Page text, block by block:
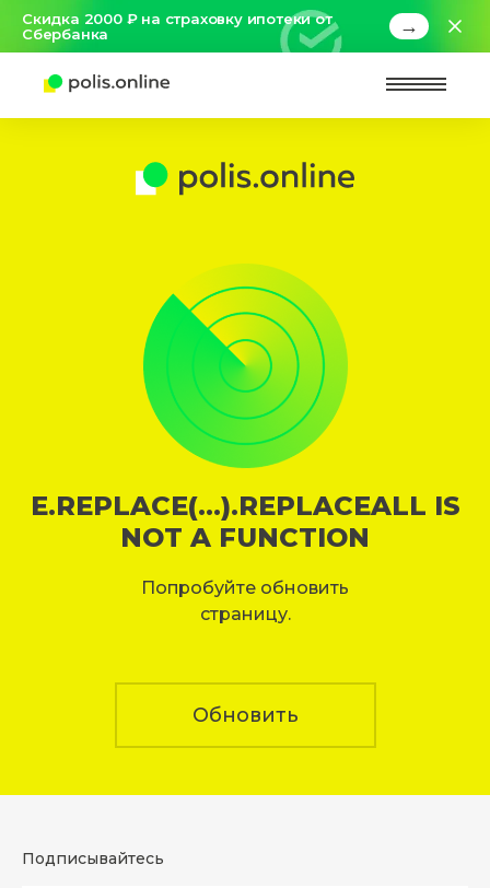
Скидка 2000 ₽ на страховку ипотеки от
Сбербанка
→
E.REPLACE(...).REPLACEALL IS
NOT A FUNCTION
Попробуйте обновить
страницу.
Обновить
Подписывайтесь